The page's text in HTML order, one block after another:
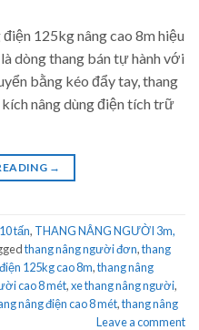
125kg nâng cao 8m hiệu
dòng thang bán tự hành với
bằng kéo đẩy tay, thang
nâng dùng điện tích trữ
→
tấn, THANG NÂNG NGƯỜI 3m,
thang nâng người đơn,thang
125kg cao 8m,thang nâng
cao 8 mét,xe thang nâng người,
nâng điện cao 8 mét,thang nâng
Leave a comment